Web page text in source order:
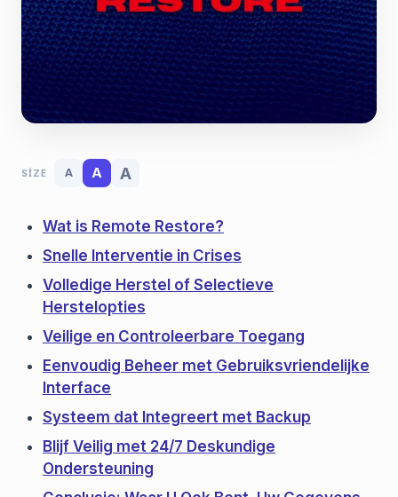
SIZE A A A
Wat is Remote Restore?
Snelle Interventie in Crises
Volledige Herstel of Selectieve
Herstelopties
Veilige en Controleerbare Toegang
Eenvoudig Beheer met Gebruiksvriendelijke
Interface
Systeem dat Integreert met Backup
Blijf Veilig met 24/7 Deskundige
Ondersteuning